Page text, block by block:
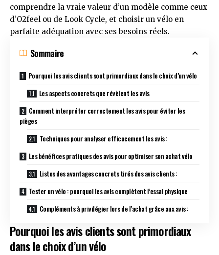
comprendre la vraie valeur d’un modèle comme ceux
d’O2feel ou de Look Cycle, et choisir un vélo en
parfaite adéquation avec ses besoins réels.
Sommaire
Pourquoi les avis clients sont primordiaux dans le choix d’un vélo
Les aspects concrets que révèlent les avis
Comment interpréter correctement les avis pour éviter les
pièges
Techniques pour analyser efficacement les avis :
Les bénéfices pratiques des avis pour optimiser son achat vélo
Listes des avantages concrets tirés des avis clients :
Tester un vélo : pourquoi les avis complètent l’essai physique
Compléments à privilégier lors de l’achat grâce aux avis :
Pourquoi les avis clients sont primordiaux
dans le choix d’un vélo